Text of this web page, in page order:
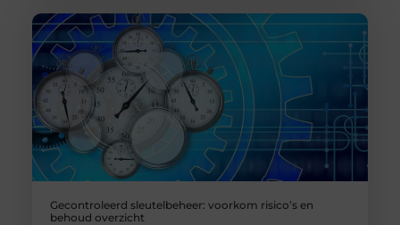
Gecontroleerd sleutelbeheer: voorkom risico’s en
behoud overzicht